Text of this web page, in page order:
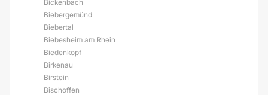
Bickenbach
Biebergemünd
Biebertal
Biebesheim am Rhein
Biedenkopf
Birkenau
Birstein
Bischoffen